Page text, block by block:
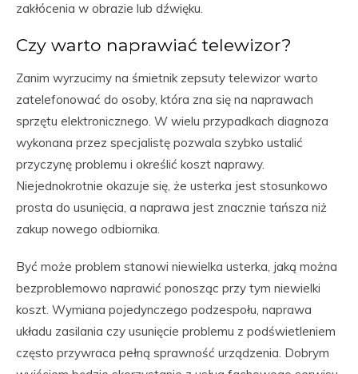
zakłócenia w obrazie lub dźwięku.
Czy warto naprawiać telewizor?
Zanim wyrzucimy na śmietnik zepsuty telewizor warto
zatelefonować do osoby, która zna się na naprawach
sprzętu elektronicznego. W wielu przypadkach diagnoza
wykonana przez specjalistę pozwala szybko ustalić
przyczynę problemu i określić koszt naprawy.
Niejednokrotnie okazuje się, że usterka jest stosunkowo
prosta do usunięcia, a naprawa jest znacznie tańsza niż
zakup nowego odbiornika.
Być może problem stanowi niewielka usterka, jaką można
bezproblemowo naprawić ponosząc przy tym niewielki
koszt. Wymiana pojedynczego podzespołu, naprawa
układu zasilania czy usunięcie problemu z podświetleniem
często przywraca pełną sprawność urządzenia. Dobrym